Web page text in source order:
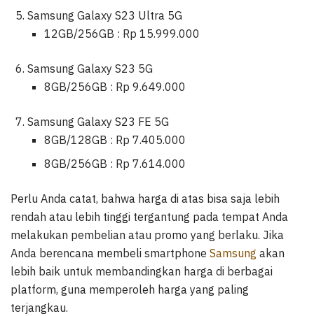
Samsung Galaxy S23 Ultra 5G
12GB/256GB : Rp 15.999.000
Samsung Galaxy S23 5G
8GB/256GB : Rp 9.649.000
Samsung Galaxy S23 FE 5G
8GB/128GB : Rp 7.405.000
8GB/256GB : Rp 7.614.000
Perlu Anda catat, bahwa harga di atas bisa saja lebih
rendah atau lebih tinggi tergantung pada tempat Anda
melakukan pembelian atau promo yang berlaku. Jika
Anda berencana membeli smartphone Samsung akan
lebih baik untuk membandingkan harga di berbagai
platform, guna memperoleh harga yang paling
terjangkau.